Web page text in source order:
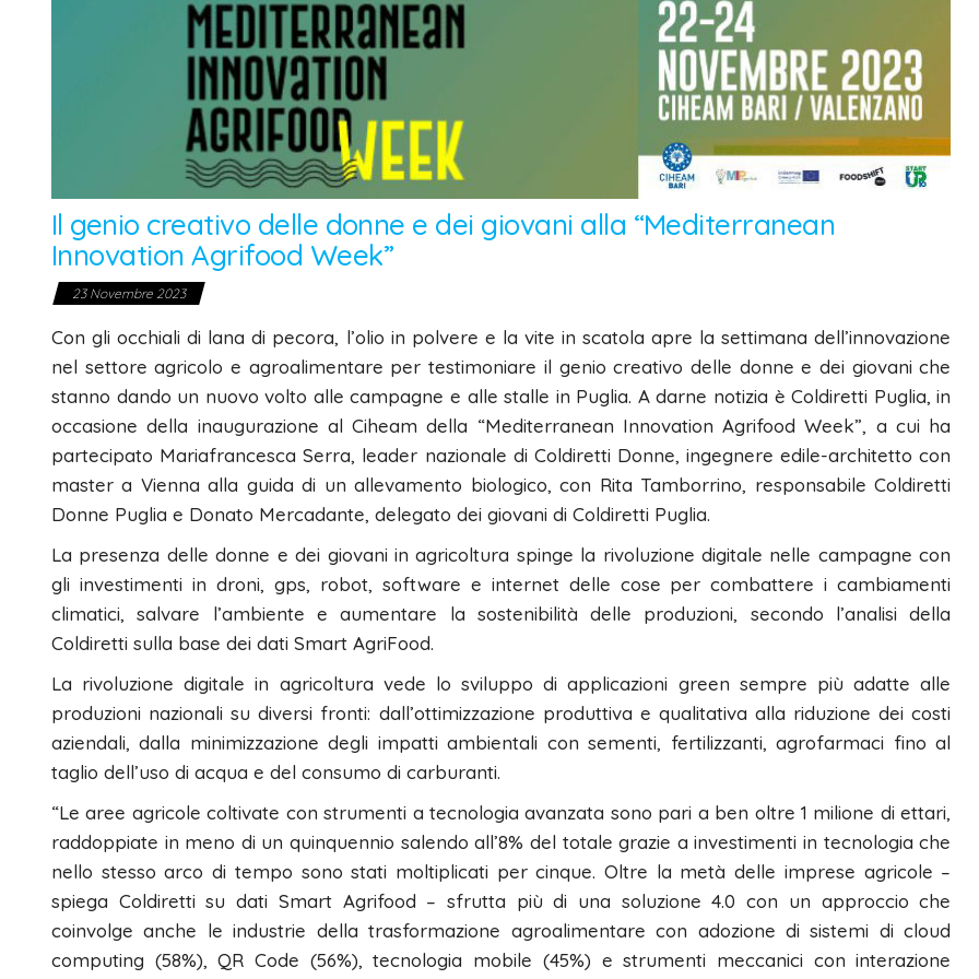
Il genio creativo delle donne e dei giovani alla “Mediterranean
Innovation Agrifood Week”
23 Novembre 2023
Con gli occhiali di lana di pecora, l’olio in polvere e la vite in scatola apre la settimana dell’innovazione
nel settore agricolo e agroalimentare per testimoniare il genio creativo delle donne e dei giovani che
stanno dando un nuovo volto alle campagne e alle stalle in Puglia. A darne notizia è Coldiretti Puglia, in
occasione della inaugurazione al Ciheam della “Mediterranean Innovation Agrifood Week”, a cui ha
partecipato Mariafrancesca Serra, leader nazionale di Coldiretti Donne, ingegnere edile-architetto con
master a Vienna alla guida di un allevamento biologico, con Rita Tamborrino, responsabile Coldiretti
Donne Puglia e Donato Mercadante, delegato dei giovani di Coldiretti Puglia.
La presenza delle donne e dei giovani in agricoltura spinge la rivoluzione digitale nelle campagne con
gli investimenti in droni, gps, robot, software e internet delle cose per combattere i cambiamenti
climatici, salvare l’ambiente e aumentare la sostenibilità delle produzioni, secondo l’analisi della
Coldiretti sulla base dei dati Smart AgriFood.
La rivoluzione digitale in agricoltura vede lo sviluppo di applicazioni green sempre più adatte alle
produzioni nazionali su diversi fronti: dall’ottimizzazione produttiva e qualitativa alla riduzione dei costi
aziendali, dalla minimizzazione degli impatti ambientali con sementi, fertilizzanti, agrofarmaci fino al
taglio dell’uso di acqua e del consumo di carburanti.
“Le aree agricole coltivate con strumenti a tecnologia avanzata sono pari a ben oltre 1 milione di ettari,
raddoppiate in meno di un quinquennio salendo all’8% del totale grazie a investimenti in tecnologia che
nello stesso arco di tempo sono stati moltiplicati per cinque. Oltre la metà delle imprese agricole –
spiega Coldiretti su dati Smart Agrifood – sfrutta più di una soluzione 4.0 con un approccio che
coinvolge anche le industrie della trasformazione agroalimentare con adozione di sistemi di cloud
computing (58%), QR Code (56%), tecnologia mobile (45%) e strumenti meccanici con interazione